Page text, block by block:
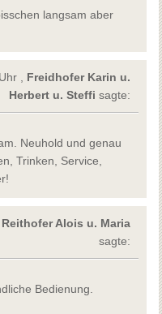
langsam aber
, Freidhofer Karin u.
Herbert u. Steffi sagte:
Neuhold und genau
Trinken, Service,
Reithofer Alois u. Maria
sagte:
Bedienung.